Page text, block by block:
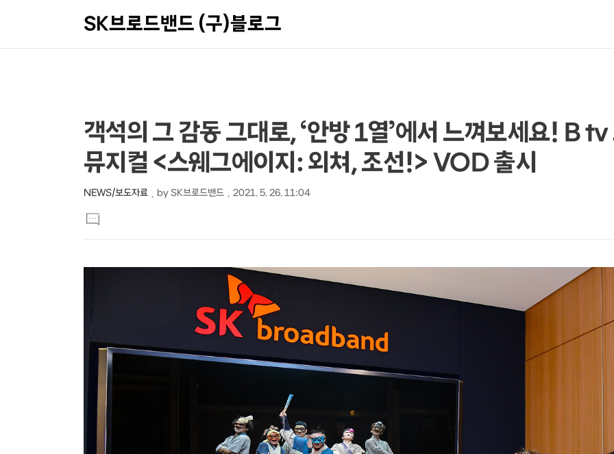
SK브로드밴드 (구)블로그
상
세
컨
텐
츠
본
문
제
목
객석의 그 감동 그대로, ‘안방 1열’에서 느껴보세요! B
뮤지컬 <스웨그에이지: 외쳐, 조선!> VOD 출시
NEWS/보도자료 by SK브로드밴드 2021. 5. 26. 11:04
문
댓
글